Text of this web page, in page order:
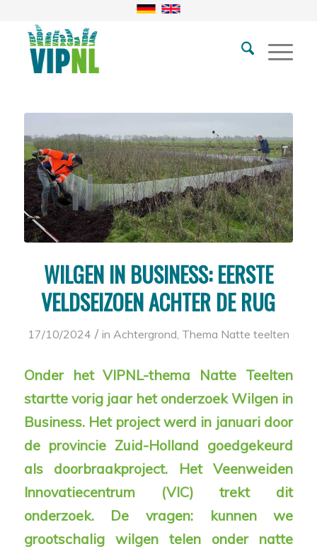
WILGEN IN BUSINESS: EERSTE
VELDSEIZOEN ACHTER DE RUG
17/10/2024 / in Achtergrond Thema Natte teelten
Onder het VIPNL-thema Natte Teelten
startte vorig jaar het onderzoekWilgen in
Business. Het project werd in januari door
de provincie Zuid-Holland goedgekeurd
als doorbraakproject. Het Veenweiden
Innovatiecentrum (VIC) trekt dit
onderzoek. De vragen: kunnen we
grootschalig wilgen telen onder natte